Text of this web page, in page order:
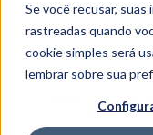
Se você recusar, suas
rastreadas quando
cookie simples será
lembrar sobre sua
Professor Nelson